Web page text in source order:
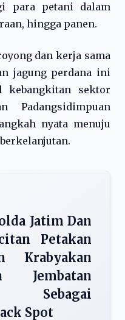
para petani dalam
hingga panen.
dan kerja sama
jagung perdana ini
kebangkitan sektor
Padangsidimpuan
nyata menuju
Jatim Dan
Petakan
Krabyakan
Jembatan
Sebagai
Spot